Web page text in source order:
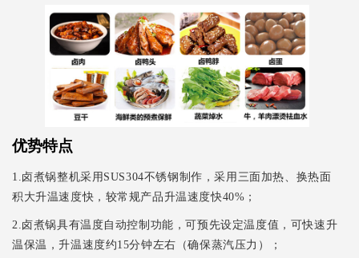
优势特点
1.卤煮锅整机采用SUS304不锈钢制作，采用三面加热、换热面
积大升温速度快，较常规产品升温速度快40%；
2.卤煮锅具有温度自动控制功能，可预先设定温度值，可快速升
温保温，升温速度约15分钟左右（确保蒸汽压力）；